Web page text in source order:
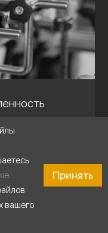
.
вашего
Принять